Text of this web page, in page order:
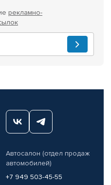
рекламно-
Автосалон (отдел продаж
автомобилей)
+7 949 503-45-55